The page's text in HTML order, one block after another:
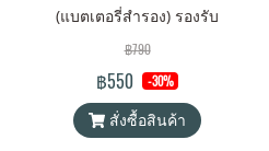
(แบตเตอรี่สำรอง) รองรับ
เทคโนโลยีชาร์จเร็ว (Fast
Charge) PD 20W ความจุ
10000mAh Battery Pack
PowerBank (พาวเวอร์แบงค์)
฿790
฿550 -30%
สั่งซื้อสินค้า